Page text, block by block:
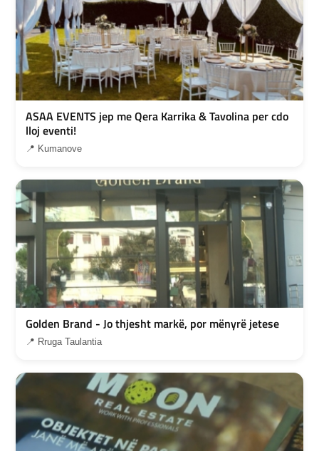
ASAA EVENTS jep me Qera Karrika & Tavolina per cdo
lloj eventi!
📍 Kumanove
Golden Brand - Jo thjesht markë, por mënyrë jetese
📍 Rruga Taulantia